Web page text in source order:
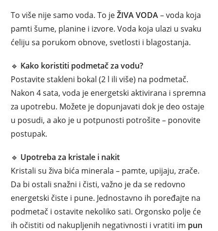
To više nije samo voda. To jeŽIVA VODA– voda koja
pamti šume, planine i izvore. Voda koja ulazi u svaku
ćeliju sa porukom obnove, svetlosti i blagostanja.
🔹 Kako koristiti podmetač za vodu?
Postavite stakleni bokal (2 l ili više) na podmetač.
Nakon 4 sata, voda je energetski aktivirana i spremna
za upotrebu. Možete je dopunjavati dok je deo ostaje
u posudi, a ako je u potpunosti potrošite – ponovite
postupak.
🔹 Upotreba za kristale i nakit
Kristali su živa bića minerala – pamte, upijaju, zrače.
Da bi ostali snažni i čisti, važno je da se redovno
energetski čiste i pune. Jednostavno ih poređajte na
podmetač i ostavite nekoliko sati. Orgonsko polje će
ih očistiti od nakupljenih negativnosti i vratiti im pun